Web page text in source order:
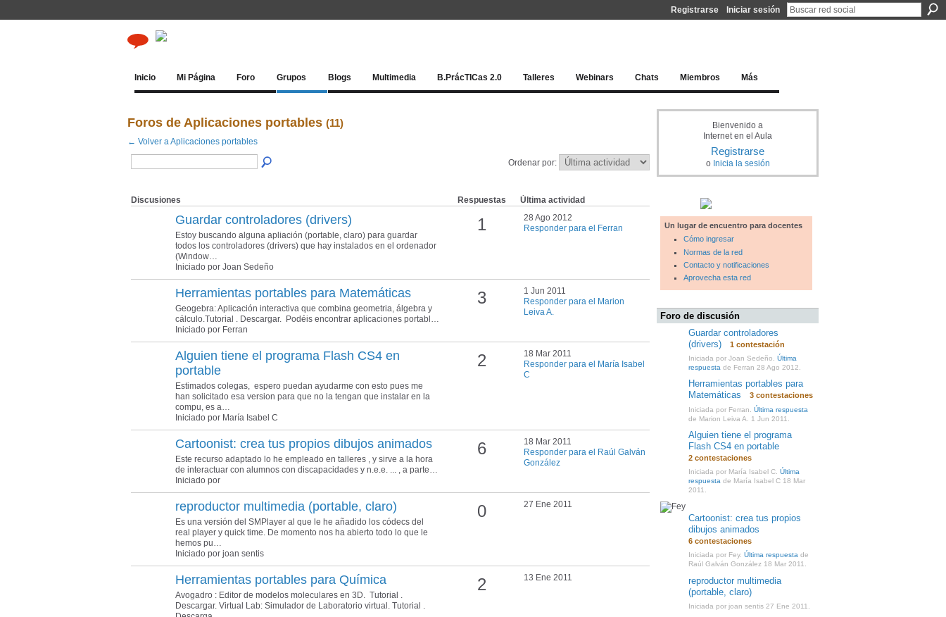
Registrarse Iniciar sesión
Inicio Mi Página Foro Grupos Blogs Multimedia B.PrácTICas 2.0 Talleres Webinars Chats Miembros Más
Foros de Aplicaciones portables (11)
← Volver a Aplicaciones portables
Ordenar por:
Discusiones Respuestas Última actividad
Guardar controladores (drivers)
Estoy buscando alguna apliación (portable, claro) para guardar
todos los controladores (drivers) que hay instalados en el ordenador
(Window…
Iniciado por Joan Sedeño
1
28 Ago 2012
Responder para el Ferran
Herramientas portables para Matemáticas
Geogebra: Aplicación interactiva que combina geometria, álgebra y
cálculo.Tutorial . Descargar. Podéis encontrar aplicaciones portabl…
Iniciado por Ferran
3
1 Jun 2011
Responder para el Marion
Leiva A.
Alguien tiene el programa Flash CS4 en
portable
Estimados colegas, espero puedan ayudarme con esto pues me
han solicitado esa version para que no la tengan que instalar en la
compu, es a…
Iniciado por María Isabel C
2
18 Mar 2011
Responder para el María Isabel
C
Cartoonist: crea tus propios dibujos animados
Este recurso adaptado lo he empleado en talleres , y sirve a la hora
de interactuar con alumnos con discapacidades y n.e.e. ... , a parte…
Iniciado por
6
18 Mar 2011
Responder para el Raúl Galván
González
reproductor multimedia (portable, claro)
Es una versión del SMPlayer al que le he añadido los códecs del
real player y quick time. De momento nos ha abierto todo lo que le
hemos pu…
Iniciado por joan sentis
0 27 Ene 2011
Herramientas portables para Química
Avogadro : Editor de modelos moleculares en 3D. Tutorial .
Descargar. Virtual Lab: Simulador de Laboratorio virtual. Tutorial .
2 13 Ene 2011
Bienvenido a
Internet en el Aula
Registrarse
o Inicia la sesión
Un lugar de encuentro para docentes
Cómo ingresar
Normas de la red
Contacto y notificaciones
Aprovecha esta red
Foro de discusión
Guardar controladores
(drivers)
1 contestación
Iniciada por Joan Sedeño. Última
respuesta de Ferran 28 Ago 2012.
Herramientas portables para
Matemáticas
3 contestaciones
Iniciada por Ferran. Última respuesta
de Marion Leiva A. 1 Jun 2011.
Alguien tiene el programa
Flash CS4 en portable
2 contestaciones
Iniciada por María Isabel C. Última
respuesta de María Isabel C 18 Mar
2011.
Cartoonist: crea tus propios
dibujos animados
6 contestaciones
Iniciada por Fey. Última respuesta de
Raúl Galván González 18 Mar 2011.
reproductor multimedia
(portable, claro)
Iniciada por joan sentis 27 Ene 2011.